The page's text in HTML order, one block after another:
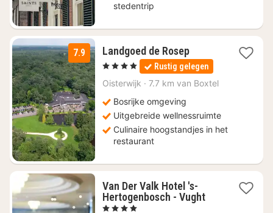
stedentrip
7.9 Landgoed de Rosep1
nacht
vanaf
€
, 4 Sterren Rustig gelegen
Oisterwijk · 7.7 km van Boxtel
Bosrijke omgeving
Uitgebreide wellnessruimte
Culinaire hoogstandjes in het
restaurant
Van Der Valk Hotel 's-
Hertogenbosch - Vught1
, 4 Sterren